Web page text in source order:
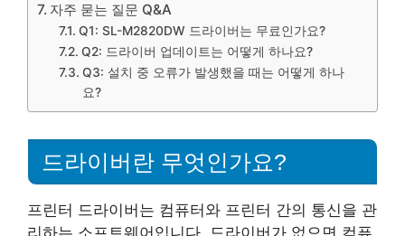
자주 묻는 질문 Q&A
Q1: SL-M2820DW 드라이버는 무료인가요?
Q2: 드라이버 업데이트는 어떻게 하나요?
Q3: 설치 중 오류가 발생했을 때는 어떻게 하나
요?
드라이버란 무엇인가요?
프린터 드라이버는 컴퓨터와 프린터 간의 통신을 관
리하는 소프트웨어입니다. 드라이버가 없으면 컴퓨